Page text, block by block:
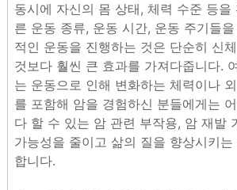
동시에 자신의 몸 상태, 체력 수준 등을
른 운동 종류, 운동 시간, 운동 주기들
적인 운동을 진행하는 것은 단순히 신
것보다 훨씬 큰 효과를 가져다줍니다.
는 운동으로 인해 변화하는 체력이나
를 포함해 암을 경험하신 분들에게는
다 할 수 있는 암 관련 부작용, 암 재발
가능성을 줄이고 삶의 질을 향상시키
합니다.